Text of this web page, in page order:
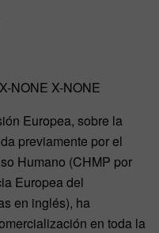
NONE X-NONE
Europea, sobre la
previamente por el
Humano (CHMP por
Europea del
en inglés), ha
en toda la